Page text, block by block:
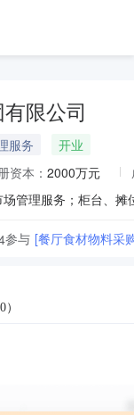
限公司
服务
开业
资本： 2000万元
参与 [餐厅食材物料采
）